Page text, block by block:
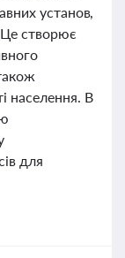
установ,
створює
населення. В
для